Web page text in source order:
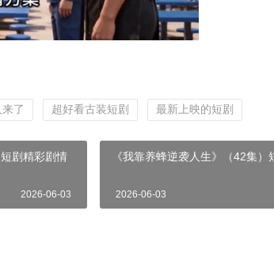
了 超好看古装短剧 最新上映的短剧
剧精彩剧情
2026-06-03
《我靠养蜂逆袭人生》（42集）
2026-06-03